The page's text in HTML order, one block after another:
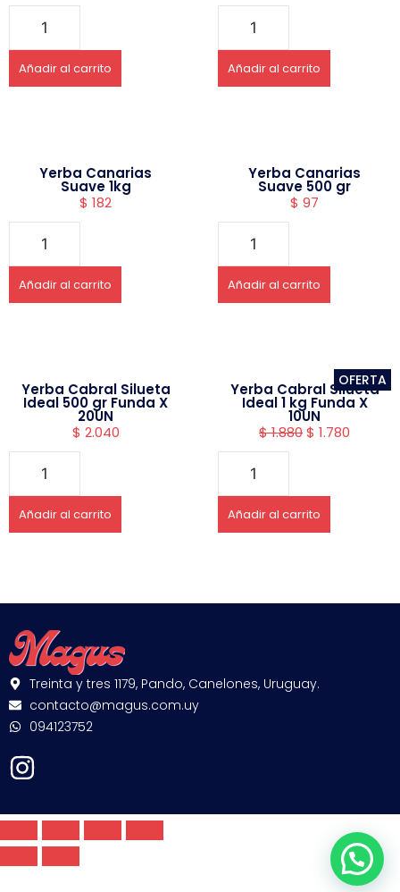
Añadir al carrito Añadir al carrito
Yerba Canarias
Suave 1kg
$ 182
Añadir al carrito
Yerba Canarias
Suave 500 gr
$ 97
Añadir al carrito
Yerba Cabral Silueta
Ideal 500 gr Funda X
20UN
$ 2.040
Añadir al carrito
OFERTA
Yerba Cabral Silueta
Ideal 1 kg Funda X
10UN
$1.880$ 1.780
Añadir al carrito
Treinta y tres 1179, Pando, Canelones, Uruguay.
contacto@magus.com.uy
094123752